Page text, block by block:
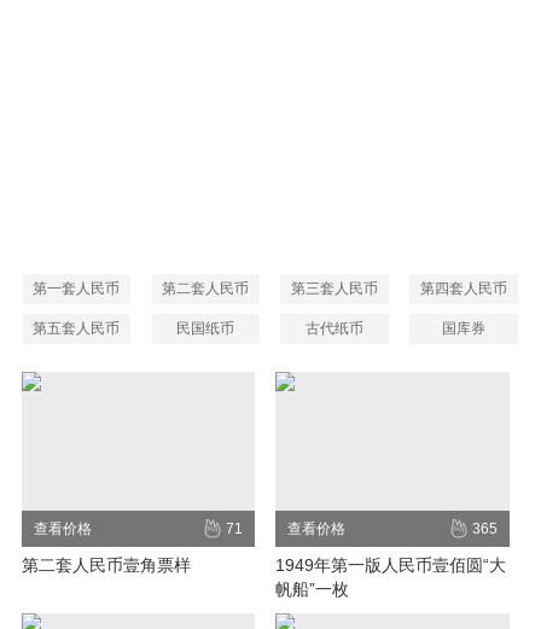
第一套人民币 第二套人民币 第三套人民币 第四套人民币
第五套人民币 民国纸币 古代纸币 国库券
71
查看价格
第二套人民币壹角票样
365
查看价格
1949年第一版人民币壹佰圆“大
帆船”一枚